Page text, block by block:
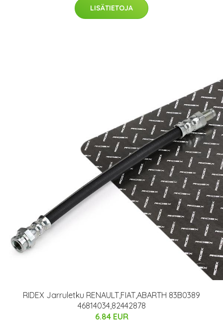
LISÄTIETOJA
RIDEX Jarruletku RENAULT,FIAT,ABARTH 83B0389
46814034,82442878
6.84 EUR